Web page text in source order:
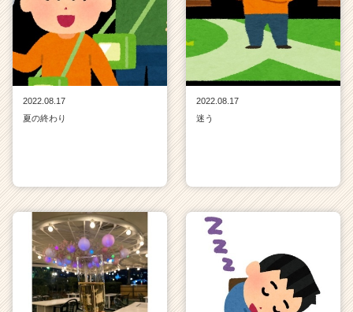
2022.08.17
夏の終わり
2022.08.17
迷う